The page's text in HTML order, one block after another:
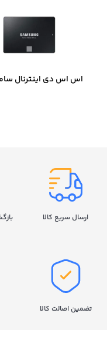
اس اس دی اینترنال
ارسال سریع کالا
تضمین اصالت کالا